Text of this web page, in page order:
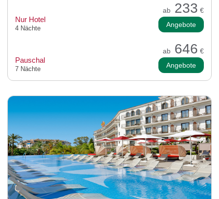
ab 233 €
Nur Hotel
4 Nächte Angebote
ab 646 €
Pauschal
7 Nächte Angebote